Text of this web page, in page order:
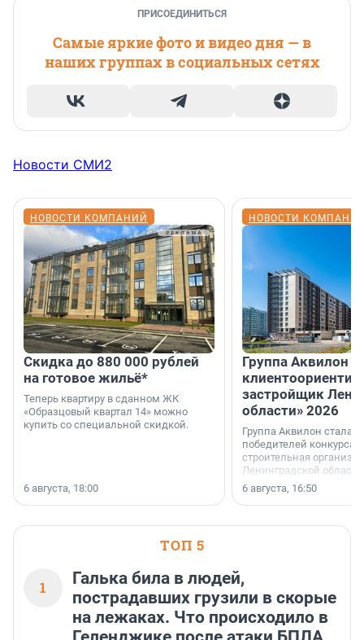
ПРИСОЕДИНИТЬСЯ
Самые яркие фото и видео дня — в
наших группах в социальных сетях
Новости СМИ2
НОВОСТИ КОМПАНИЙ
Скидка до 880 000 рублей
на готовое жильё*
Теперь квартиру в сданном ЖК
«Образцовый квартал 14» можно
купить со специальной скидкой.
6 августа, 18:00
НОВОСТИ
Группа Аквилон
застройщик
области» 2026
Группа Аквилон стала
победителей конкурса
строительная
Ленинградской области
номинации «Самый
застройщик
6 августа, 16:50
ТОП 5
1
Галька била в людей,
пострадавших грузили в скорые
на лежаках. Что происходило в